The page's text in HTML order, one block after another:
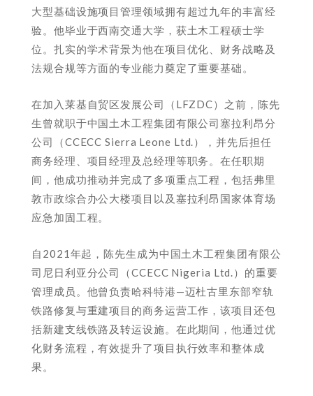
大型基础设施项目管理领域拥有超过九年的丰富经
验。他毕业于西南交通大学，获土木工程硕士学
位。扎实的学术背景为他在项目优化、财务战略及
法规合规等方面的专业能力奠定了重要基础。
在加入莱基自贸区发展公司（LFZDC）之前，陈先
生曾就职于中国土木工程集团有限公司塞拉利昂分
公司（CCECC Sierra Leone Ltd.），并先后担任
商务经理、项目经理及总经理等职务。在任职期
间，他成功推动并完成了多项重点工程，包括弗里
敦市政综合办公大楼项目以及塞拉利昂国家体育场
应急加固工程。
自2021年起，陈先生成为中国土木工程集团有限公
司尼日利亚分公司（CCECC Nigeria Ltd.）的重要
管理成员。他曾负责哈科特港—迈杜古里东部窄轨
铁路修复与重建项目的商务运营工作，该项目还包
括新建支线铁路及转运设施。在此期间，他通过优
化财务流程，有效提升了项目执行效率和整体成
果。